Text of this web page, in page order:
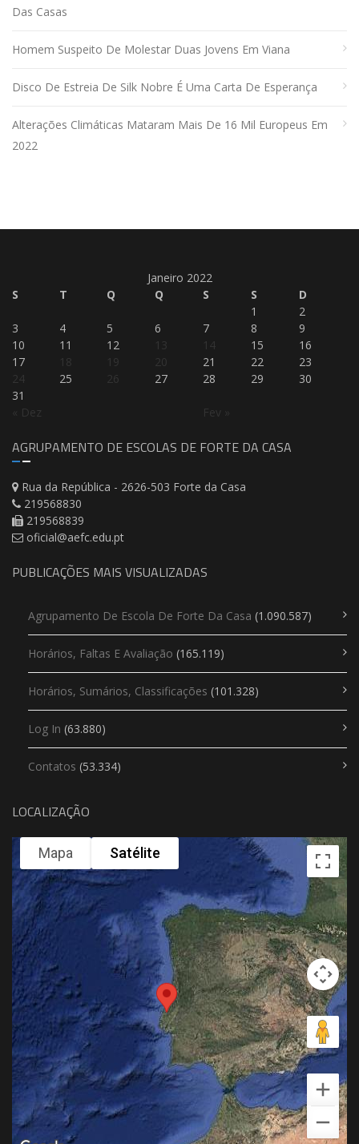
Das Casas
Homem Suspeito De Molestar Duas Jovens Em Viana
Disco De Estreia De Silk Nobre É Uma Carta De Esperança
Alterações Climáticas Mataram Mais De 16 Mil Europeus Em
2022
Janeiro 2022
S
T Q Q S S D
« Dez Fev »
1
2
3
4 5 6 7 8
9
10
11 12 13 14 15
16
17
18 19 20 21 22
23
24
25 26 27 28 29
30
31
AGRUPAMENTO DE ESCOLAS DE FORTE DA CASA
Rua da República - 2626-503 Forte da Casa
219568830
219568839
oficial@aefc.edu.pt
PUBLICAÇÕES MAIS VISUALIZADAS
Agrupamento De Escola De Forte Da Casa (1.090.587)
Horários, Faltas E Avaliação (165.119)
Horários, Sumários, Classificações (101.328)
Log In (63.880)
Contatos (53.334)
LOCALIZAÇÃO
Mapa Satélite